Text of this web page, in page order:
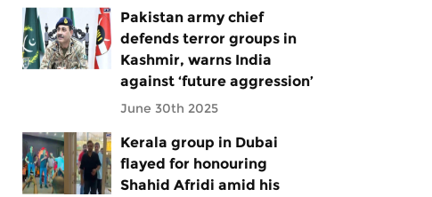
Pakistan army chief
defends terror groups in
Kashmir, warns India
against ‘future aggression’
June 30th 2025
Kerala group in Dubai
flayed for honouring
Shahid Afridi amid his